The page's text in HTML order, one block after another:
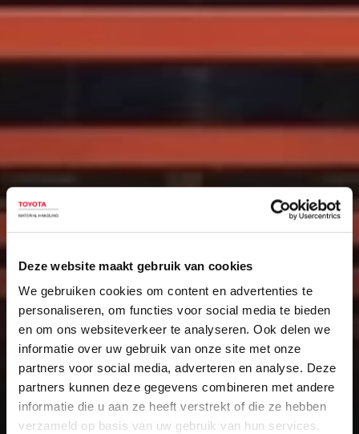
Deze website maakt gebruik van cookies
We gebruiken cookies om content en advertenties te
personaliseren, om functies voor social media te bieden
en om ons websiteverkeer te analyseren. Ook delen we
informatie over uw gebruik van onze site met onze
partners voor social media, adverteren en analyse. Deze
partners kunnen deze gegevens combineren met andere
informatie die u aan ze heeft verstrekt of die ze hebben
verzameld op basis van uw gebruik van hun services.